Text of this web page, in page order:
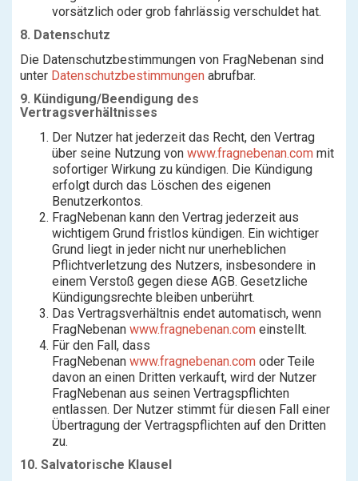
vorsätzlich oder grob fahrlässig verschuldet hat.
8. Datenschutz
Die Datenschutzbestimmungen von FragNebenan sind
unter Datenschutzbestimmungen abrufbar.
9. Kündigung/Beendigung des
Vertragsverhältnisses
Der Nutzer hat jederzeit das Recht, den Vertrag
über seine Nutzung von www.fragnebenan.com mit
sofortiger Wirkung zu kündigen. Die Kündigung
erfolgt durch das Löschen des eigenen
Benutzerkontos.
FragNebenan kann den Vertrag jederzeit aus
wichtigem Grund fristlos kündigen. Ein wichtiger
Grund liegt in jeder nicht nur unerheblichen
Pflichtverletzung des Nutzers, insbesondere in
einem Verstoß gegen diese AGB. Gesetzliche
Kündigungsrechte bleiben unberührt.
Das Vertragsverhältnis endet automatisch, wenn
FragNebenan www.fragnebenan.com einstellt.
Für den Fall, dass
FragNebenan www.fragnebenan.com oder Teile
davon an einen Dritten verkauft, wird der Nutzer
FragNebenan aus seinen Vertragspflichten
entlassen. Der Nutzer stimmt für diesen Fall einer
Übertragung der Vertragspflichten auf den Dritten
zu.
10. Salvatorische Klausel